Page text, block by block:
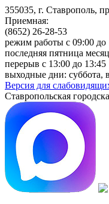
355035, г. Ставрополь,
Приемная:
(8652) 26-28-53
режим работы с 09:00 до
последняя пятница
перерыв с 13:00 до 13:45
выходные дни: суббота,
Версия для
Ставропольская